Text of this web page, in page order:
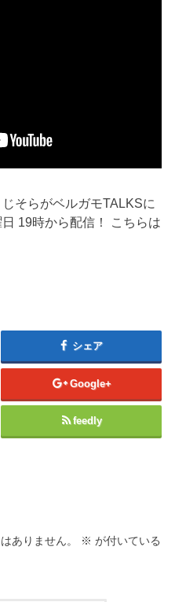
そらがベルガモTALKSに
19時から配信！ こちらは
シェア
Google+
feedly
ありません。 ※ が付いている